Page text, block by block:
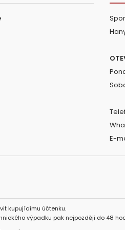
E-
kupujícímu účtenku.
výpadku pak nejpozději do 48